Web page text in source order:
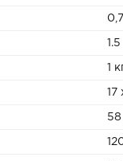
1.5
1